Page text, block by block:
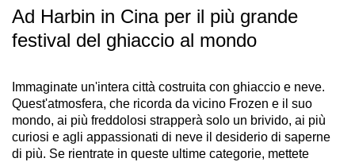
Ad Harbin in Cina per il più grande
festival del ghiaccio al mondo
Immaginate un'intera città costruita con ghiaccio e neve.
Quest'atmosfera, che ricorda da vicino Frozen e il suo
mondo, ai più freddolosi strapperà solo un brivido, ai più
curiosi e agli appassionati di neve il desiderio di saperne
di più. Se rientrate in queste ultime categorie, mettete